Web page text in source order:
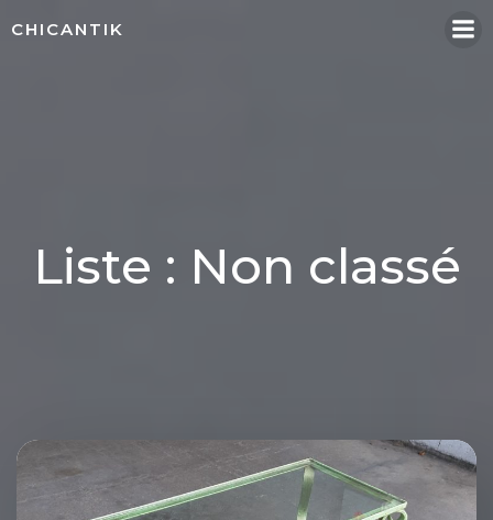
CHICANTIK
Liste : Non classé